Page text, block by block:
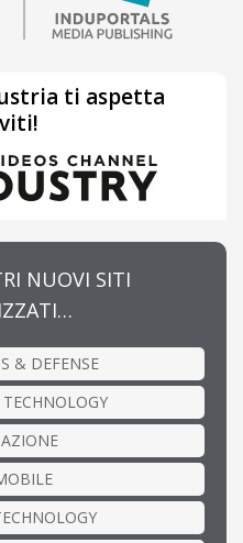
ti aspetta
NUOVI SITI
& DEFENSE